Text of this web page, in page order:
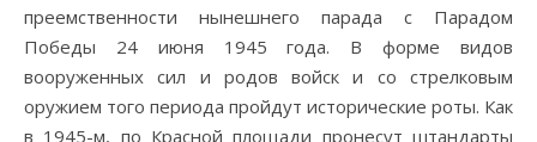
преемственности нынешнего парада с Парадом
Победы 24 июня 1945 года. В форме видов
вооруженных сил и родов войск и со стрелковым
оружием того периода пройдут исторические роты. Как
в 1945-м, по Красной площади пронесут штандарты